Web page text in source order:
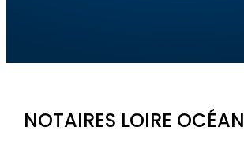
NOTAIRES LOIRE OCÉAN